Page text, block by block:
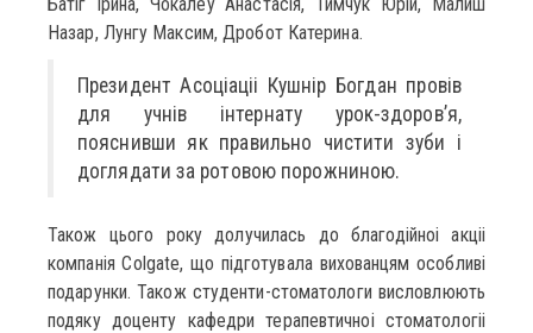
Назар, Лунгу Максим, Дробот Катерина.
Президент Асоцiацii Кушнір Богдан провів
для учнів інтернату урок-здоров’я,
пояснивши як правильно чистити зуби i
доглядати за ротовою порожниною.
Також цього року долучилась до благодiйноi акцii
компанія Colgate, що підготувала вихованцям особливі
подарунки. Також студенти-стоматологи висловлюють
подяку доценту кафедри терапевтичноi стоматологii